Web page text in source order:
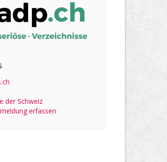
der Schweiz
erfassen